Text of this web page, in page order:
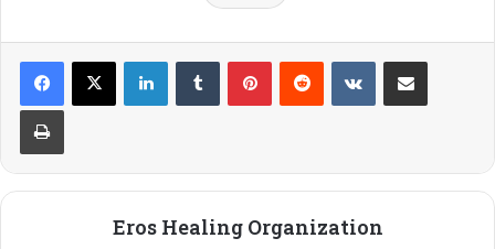
LinkedInTumblr PinterestReddit VKontakteShare via Email
Print
Eros Healing Organization